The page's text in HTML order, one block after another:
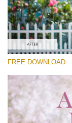
FREE DOWNLOAD